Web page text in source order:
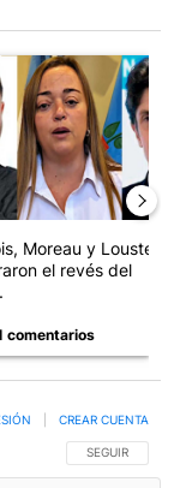
impugnó a
de tendencia con
Moreau y Lousteau
el revés del
comentarios
SIGA ESTA
SEGUIR
CREAR CUENTA